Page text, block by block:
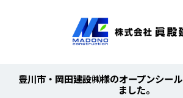
豊川市・岡田建設㈱様のオープンシー
ました。